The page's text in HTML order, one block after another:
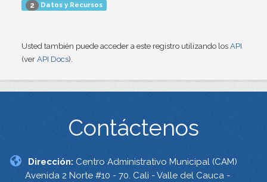
2 Datos y Recursos
Usted también puede acceder a este registro utilizando los API
(ver API Docs).
Contáctenos
Dirección: Centro Administrativo Municipal (CAM)
Avenida 2 Norte #10 - 70. Cali - Valle del Cauca -